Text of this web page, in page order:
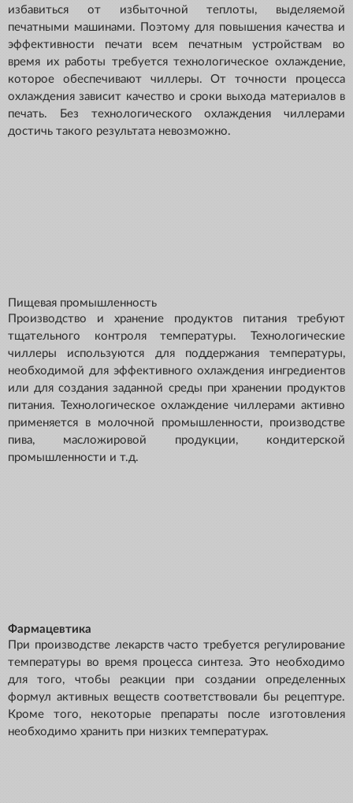
избавиться от избыточной теплоты, выделяемой
печатными машинами. Поэтому для повышения качества и
эффективности печати всем печатным устройствам во
время их работы требуется технологическое охлаждение,
которое обеспечивают чиллеры. От точности процесса
охлаждения зависит качество и сроки выхода материалов в
печать. Без технологического охлаждения чиллерами
достичь такого результата невозможно.
Пищевая промышленность
Производство и хранение продуктов питания требуют
тщательного контроля температуры. Технологические
чиллеры используются для поддержания температуры,
необходимой для эффективного охлаждения ингредиентов
или для создания заданной среды при хранении продуктов
питания. Технологическое охлаждение чиллерами активно
применяется в молочной промышленности, производстве
пива, масложировой продукции, кондитерской
промышленности и т.д.
Фармацевтика
При производстве лекарств часто требуется регулирование
температуры во время процесса синтеза. Это необходимо
для того, чтобы реакции при создании определенных
формул активных веществ соответствовали бы рецептуре.
Кроме того, некоторые препараты после изготовления
необходимо хранить при низких температурах.